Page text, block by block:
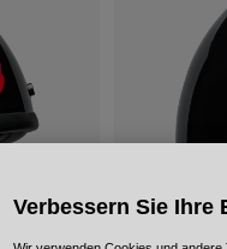
Verbessern Sie Ihre